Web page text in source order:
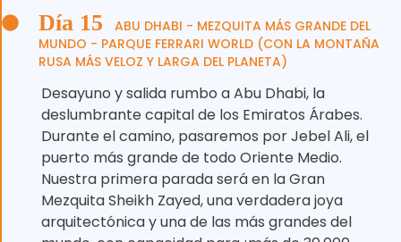
Día 15
ABU DHABI - MEZQUITA MÁS GRANDE DEL
MUNDO - PARQUE FERRARI WORLD (CON LA MONTAÑA
RUSA MÁS VELOZ Y LARGA DEL PLANETA)
Desayuno y salida rumbo a Abu Dhabi, la
deslumbrante capital de los Emiratos Árabes.
Durante el camino, pasaremos por Jebel Ali, el
puerto más grande de todo Oriente Medio.
Nuestra primera parada será en la Gran
Mezquita Sheikh Zayed, una verdadera joya
arquitectónica y una de las más grandes del